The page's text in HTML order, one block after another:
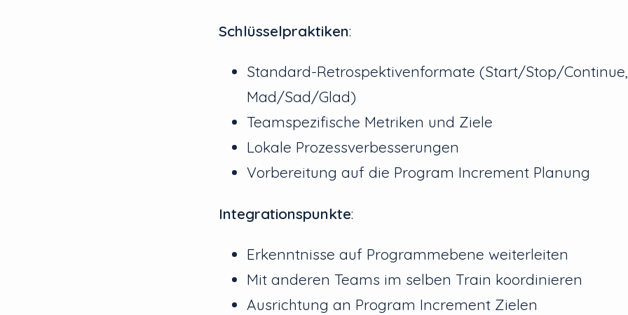
Schlüsselpraktiken:
Standard-Retrospektivenformate (Start/Stop/Continue,
Mad/Sad/Glad)
Teamspezifische Metriken und Ziele
Lokale Prozessverbesserungen
Vorbereitung auf die Program Increment Planung
Integrationspunkte:
Erkenntnisse auf Programmebene weiterleiten
Mit anderen Teams im selben Train koordinieren
Ausrichtung an Program Increment Zielen